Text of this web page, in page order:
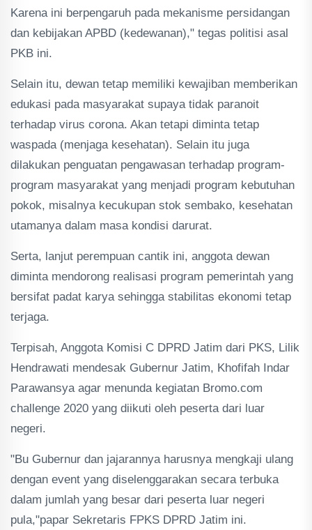
Karena ini berpengaruh pada mekanisme persidangan
dan kebijakan APBD (kedewanan)," tegas politisi asal
PKB ini.
Selain itu, dewan tetap memiliki kewajiban memberikan
edukasi pada masyarakat supaya tidak paranoit
terhadap virus corona. Akan tetapi diminta tetap
waspada (menjaga kesehatan). Selain itu juga
dilakukan penguatan pengawasan terhadap program-
program masyarakat yang menjadi program kebutuhan
pokok, misalnya kecukupan stok sembako, kesehatan
utamanya dalam masa kondisi darurat.
Serta, lanjut perempuan cantik ini, anggota dewan
diminta mendorong realisasi program pemerintah yang
bersifat padat karya sehingga stabilitas ekonomi tetap
terjaga.
Terpisah, Anggota Komisi C DPRD Jatim dari PKS, Lilik
Hendrawati mendesak Gubernur Jatim, Khofifah Indar
Parawansya agar menunda kegiatan Bromo.com
challenge 2020 yang diikuti oleh peserta dari luar
negeri.
"Bu Gubernur dan jajarannya harusnya mengkaji ulang
dengan event yang diselenggarakan secara terbuka
dalam jumlah yang besar dari peserta luar negeri
pula,"papar Sekretaris FPKS DPRD Jatim ini.